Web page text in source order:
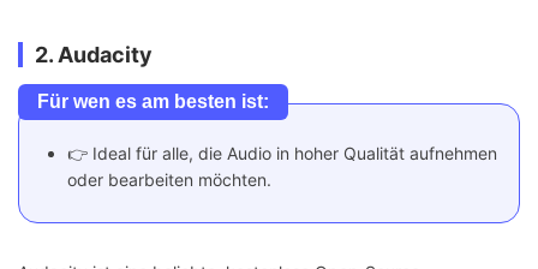
2. Audacity
Für wen es am besten ist:
👉 Ideal für alle, die Audio in hoher Qualität aufnehmen
oder bearbeiten möchten.